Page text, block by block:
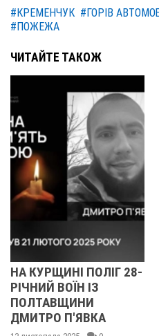
#КРЕМЕНЧУК #ГОРІВ
#ПОЖЕЖА
ЧИТАЙТЕ ТАКОЖ
ПОЛІГ 28-
ВОЇН ІЗ
П'ЯВКА
НА